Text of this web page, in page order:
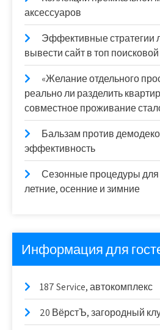
аксессуаров
Эффективные стратегии
вывести сайт в топ
«Желание отдельного
реально ли разделить
совместное проживание
Бальзам против
эффективность
Сезонные процедуры для
летние, осенние и зимние
Информация для
187 Service, автокомплекс
20 ВёрстЪ, загородный